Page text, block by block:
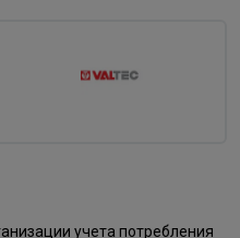
учета потребления